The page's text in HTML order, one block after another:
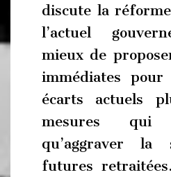
discute la
l’actuel
mieux de
immédiates
écarts actuels
mesures
qu’aggraver la
futures retraitées.